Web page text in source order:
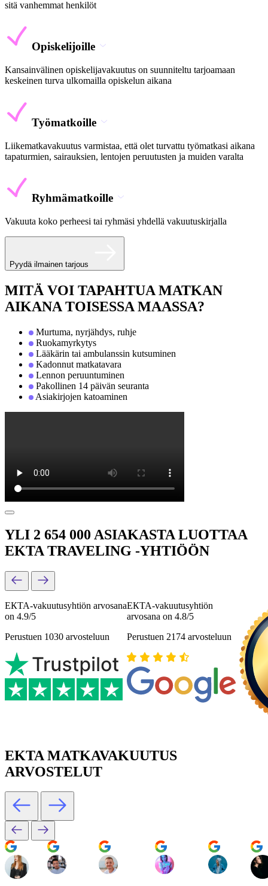
sitä vanhemmat henkilöt
Opiskelijoille
Kansainvälinen opiskelijavakuutus on suunniteltu tarjoamaan
keskeinen turva ulkomailla opiskelun aikana
Työmatkoille
Liikematkavakuutus varmistaa, että olet turvattu työmatkasi aikana
tapaturmien, sairauksien, lentojen peruutusten ja muiden varalta
Ryhmämatkoille
Vakuuta koko perheesi tai ryhmäsi yhdellä vakuutuskirjalla
Pyydä ilmainen tarjous
MITÄ VOI TAPAHTUA MATKAN
AIKANA TOISESSA MAASSA?
Murtuma, nyrjähdys, ruhje
Ruokamyrkytys
Lääkärin tai ambulanssin kutsuminen
Kadonnut matkatavara
Lennon peruuntuminen
Pakollinen 14 päivän seuranta
Asiakirjojen katoaminen
YLI 2 654 000 ASIAKASTA LUOTTAA
EKTA TRAVELING -YHTIÖÖN
ЕКТА-vakuutusyhtiön arvosana
on 4.9/5
Perustuen 1030 arvosteluun
ЕКТА-vakuutusyhtiön
arvosana on 4.8/5
Perustuen 2174 arvosteluun
EKTA MATKAVAKUUTUS
ARVOSTELUT